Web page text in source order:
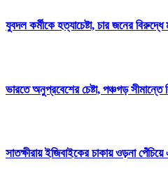
যুবদল কর্মীকে হত্যাচেষ্টা, চার জনের বিরুদ্ধে
ভারতে অনুপ্রবেশের চেষ্টা, পঞ্চগড়
সাতক্ষীরায় ইজিবাইকের চাকায় ওড়না